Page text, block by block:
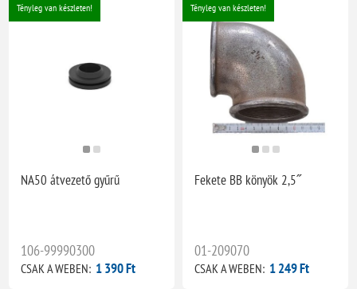
Tényleg van készleten!
NA50 átvezető gyűrű
106-99990300
CSAK A WEBEN: 1 390 Ft
Tényleg van készleten!
Fekete BB könyök 2,5˝
01-209070
CSAK A WEBEN: 1 249 Ft